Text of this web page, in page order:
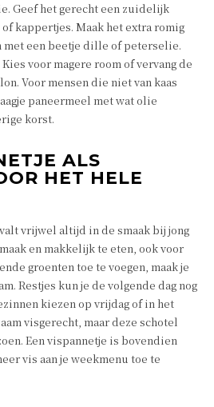
Geef het gerecht een zuidelijk
kappertjes. Maak het extra romig
met een beetje dille of peterselie.
voor magere room of vervang de
Voor mensen die niet van kaas
paneermeel met wat olie
korst.
ALS
HET HELE
vrijwel altijd in de smaak bij jong
en makkelijk te eten, ook voor
groenten toe te voegen, maak je
Restjes kun je de volgende dag nog
kiezen op vrijdag of in het
visgerecht, maar deze schotel
Een vispannetje is bovendien
vis aan je weekmenu toe te